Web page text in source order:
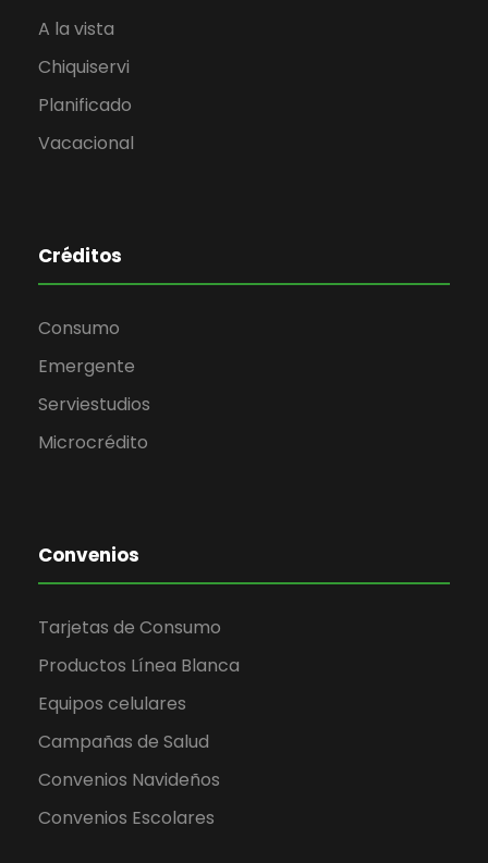
A la vista
Chiquiservi
Planificado
Vacacional
Créditos
Consumo
Emergente
Serviestudios
Microcrédito
Convenios
Tarjetas de Consumo
Productos Línea Blanca
Equipos celulares
Campañas de Salud
Convenios Navideños
Convenios Escolares